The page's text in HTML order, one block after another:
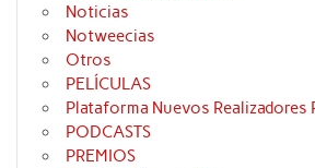
Noticias
Notweecias
Otros
PELÍCULAS
Plataforma Nuevos Realizadores
PODCASTS
PREMIOS